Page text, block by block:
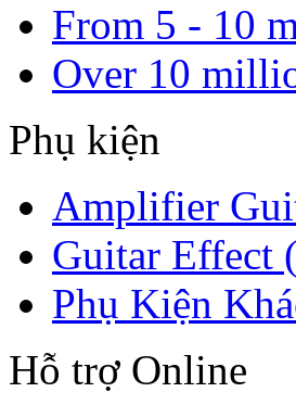
From 5 - 10
Over 10
Phụ kiện
Amplifier
Guitar Effect
Phụ Kiện
Hỗ trợ Online